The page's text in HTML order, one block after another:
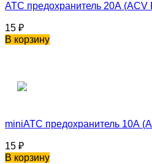
ATC предохранитель 20А (ACV
15 ₽
В корзину
miniATC предохранитель 10А
15 ₽
В корзину